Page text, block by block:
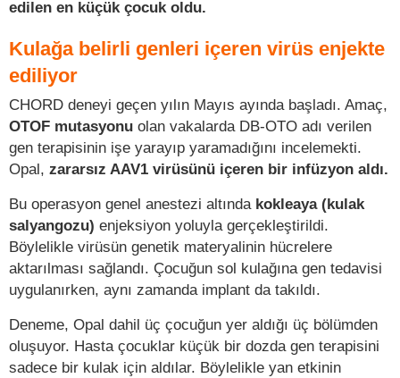
edilen en küçük çocuk oldu.
Kulağa belirli genleri içeren virüs enjekte
ediliyor
CHORD deneyi geçen yılın Mayıs ayında başladı. Amaç,
OTOF mutasyonu olan vakalarda DB-OTO adı verilen
gen terapisinin işe yarayıp yaramadığını incelemekti.
Opal, zararsız AAV1 virüsünü içeren bir infüzyon aldı.
Bu operasyon genel anestezi altında kokleaya (kulak
salyangozu) enjeksiyon yoluyla gerçekleştirildi.
Böylelikle virüsün genetik materyalinin hücrelere
aktarılması sağlandı. Çocuğun sol kulağına gen tedavisi
uygulanırken, aynı zamanda implant da takıldı.
Deneme, Opal dahil üç çocuğun yer aldığı üç bölümden
oluşuyor. Hasta çocuklar küçük bir dozda gen terapisini
sadece bir kulak için aldılar. Böylelikle yan etkinin